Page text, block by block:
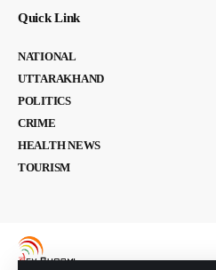
Quick Link
NATIONAL
UTTARAKHAND
POLITICS
CRIME
HEALTH NEWS
TOURISM